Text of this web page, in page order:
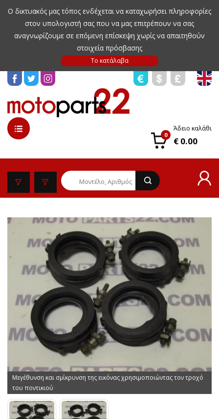
Ο δικτυακός μας τόπος ενδέχεται να καταχωρήσει πληροφορίες
στον υπολογιστή σας που να μας επιτρέπουν να σας
αναγνωρίζουμε σε επόμενη επίσκεψη χωρίς να απαιτηθούν
στοιχεία πρόσβασης
0
Άδειο καλάθι
€ 0.00
Μεγέθυνση και σμίκρυνση της εικόνας χρησιμοποιώντας τον τροχό
του ποντικιού